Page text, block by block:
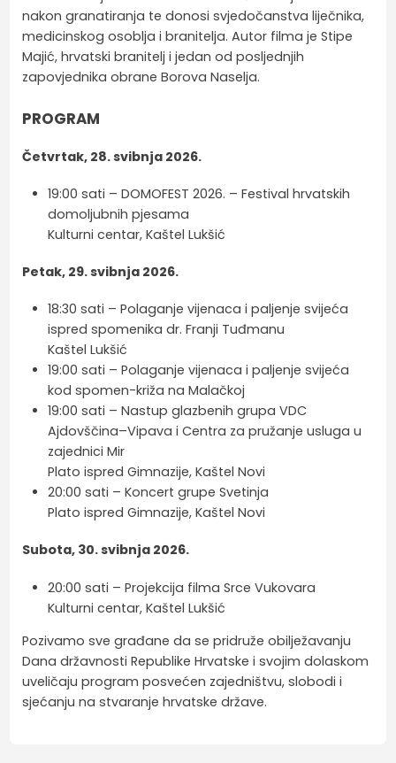
nakon granatiranja te donosi svjedočanstva liječnika,
medicinskog osoblja i branitelja. Autor filma je Stipe
Majić, hrvatski branitelj i jedan od posljednjih
zapovjednika obrane Borova Naselja.
PROGRAM
Četvrtak, 28. svibnja 2026.
19:00 sati – DOMOFEST 2026. – Festival hrvatskih
domoljubnih pjesama
Kulturni centar, Kaštel Lukšić
Petak, 29. svibnja 2026.
18:30 sati – Polaganje vijenaca i paljenje svijeća
ispred spomenika dr. Franji Tuđmanu
Kaštel Lukšić
19:00 sati – Polaganje vijenaca i paljenje svijeća
kod spomen-križa na Malačkoj
19:00 sati – Nastup glazbenih grupa VDC
Ajdovščina–Vipava i Centra za pružanje usluga u
zajednici Mir
Plato ispred Gimnazije, Kaštel Novi
20:00 sati – Koncert grupe Svetinja
Plato ispred Gimnazije, Kaštel Novi
Subota, 30. svibnja 2026.
20:00 sati – Projekcija filma Srce Vukovara
Kulturni centar, Kaštel Lukšić
Pozivamo sve građane da se pridruže obilježavanju
Dana državnosti Republike Hrvatske i svojim dolaskom
uveličaju program posvećen zajedništvu, slobodi i
sjećanju na stvaranje hrvatske države.